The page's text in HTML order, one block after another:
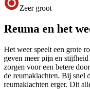
Zeer groot
Reuma en het
Het weer speelt een grote
geven meer pijn en
zorgen voor een betere
de reumaklachten. Bij snel
reumaklachten erger. Dit